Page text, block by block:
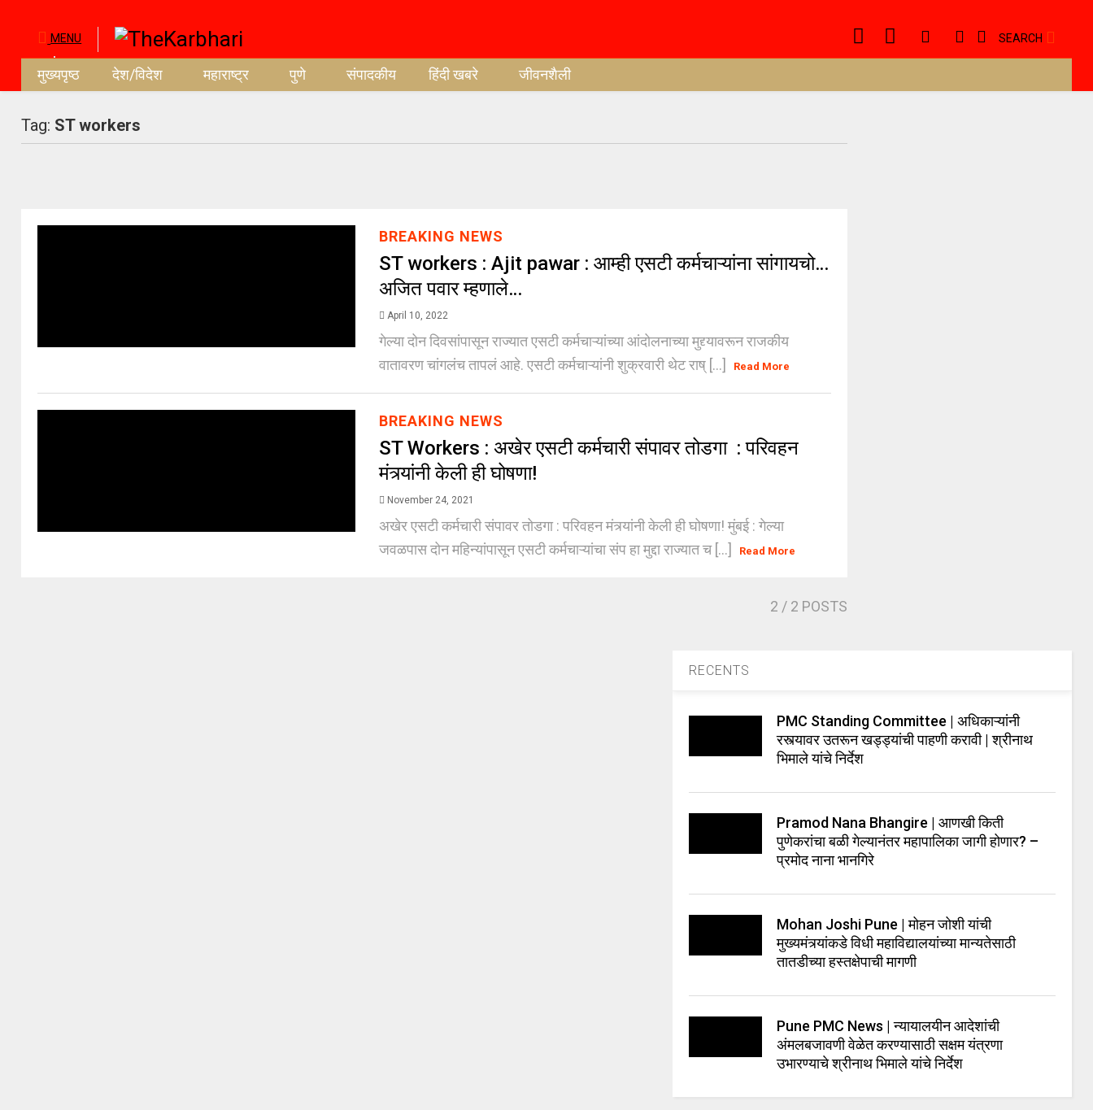
MENU SEARCH
मुख्यपृष्ठ देश/विदेश महाराष्ट्र पुणे संपादकीय हिंदी खबरे जीवनशैली
Tag: ST workers
BREAKING NEWS
ST workers : Ajit pawar : आम्ही एसटी कर्मचाऱ्यांना सांगायचो…
अजित पवार म्हणाले…
April 10, 2022
गेल्या दोन दिवसांपासून राज्यात एसटी कर्मचाऱ्यांच्या आंदोलनाच्या मुद्द्यावरून राजकीय
वातावरण चांगलंच तापलं आहे. एसटी कर्मचाऱ्यांनी शुक्रवारी थेट राष् [...]
Read More
BREAKING NEWS
ST Workers : अखेर एसटी कर्मचारी संपावर तोडगा : परिवहन
मंत्र्यांनी केली ही घोषणा!
November 24, 2021
अखेर एसटी कर्मचारी संपावर तोडगा : परिवहन मंत्र्यांनी केली ही घोषणा! मुंबई : गेल्या
जवळपास दोन महिन्यांपासून एसटी कर्मचाऱ्यांचा संप हा मुद्दा राज्यात च [...]
Read More
2 / 2 POSTS
RECENTS
PMC Standing Committee | अधिकाऱ्यांनी
रस्त्यावर उतरून खड्ड्यांची पाहणी करावी | श्रीनाथ
भिमाले यांचे निर्देश
Pramod Nana Bhangire | आणखी किती
पुणेकरांचा बळी गेल्यानंतर महापालिका जागी होणार? –
प्रमोद नाना भानगिरे
Mohan Joshi Pune | मोहन जोशी यांची
मुख्यमंत्र्यांकडे विधी महाविद्यालयांच्या मान्यतेसाठी
तातडीच्या हस्तक्षेपाची मागणी
Pune PMC News | न्यायालयीन आदेशांची
अंमलबजावणी वेळेत करण्यासाठी सक्षम यंत्रणा
उभारण्याचे श्रीनाथ भिमाले यांचे निर्देश